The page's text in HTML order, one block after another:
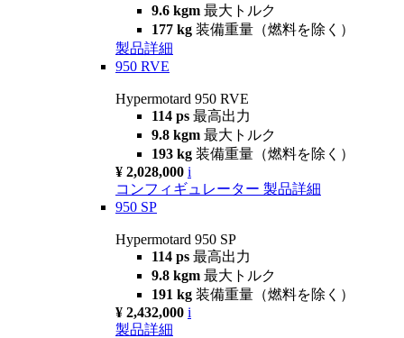
9.6 kgm 最大トルク
177 kg 装備重量（燃料を除く）
製品詳細
950 RVE
Hypermotard 950 RVE
114 ps 最高出力
9.8 kgm 最大トルク
193 kg 装備重量（燃料を除く）
¥ 2,028,000 i
コンフィギュレーター 製品詳細
950 SP
Hypermotard 950 SP
114 ps 最高出力
9.8 kgm 最大トルク
191 kg 装備重量（燃料を除く）
¥ 2,432,000 i
製品詳細